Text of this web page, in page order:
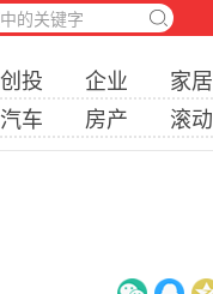
创投 企业
家居
汽车 房产 滚动